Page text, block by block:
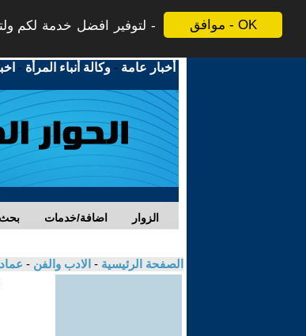
موافق - OK
لتوفير افضل خدمة لكم
أخبار عامة -وكالة أنباء المرأة -
اضافة/خدمات الزوار
الصفحة الرئيسية - الادب والفن -